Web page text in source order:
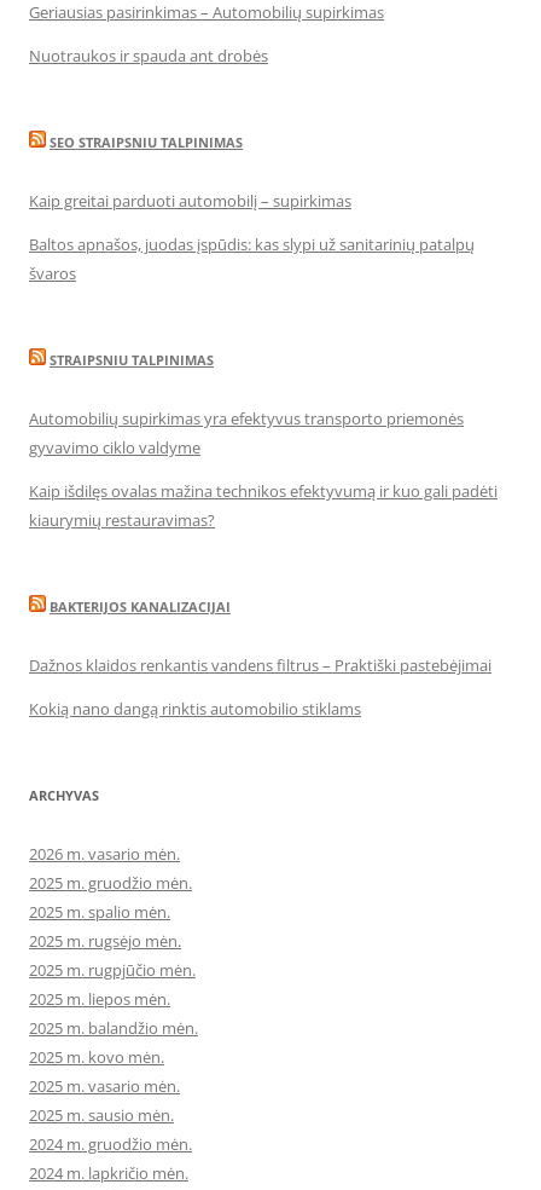
Geriausias pasirinkimas – Automobilių supirkimas
Nuotraukos ir spauda ant drobės
SEO STRAIPSNIU TALPINIMAS
Kaip greitai parduoti automobilį – supirkimas
Baltos apnašos, juodas įspūdis: kas slypi už sanitarinių patalpų
švaros
STRAIPSNIU TALPINIMAS
Automobilių supirkimas yra efektyvus transporto priemonės
gyvavimo ciklo valdyme
Kaip išdilęs ovalas mažina technikos efektyvumą ir kuo gali padėti
kiaurymių restauravimas?
BAKTERIJOS KANALIZACIJAI
Dažnos klaidos renkantis vandens filtrus – Praktiški pastebėjimai
Kokią nano dangą rinktis automobilio stiklams
ARCHYVAS
2026 m. vasario mėn.
2025 m. gruodžio mėn.
2025 m. spalio mėn.
2025 m. rugsėjo mėn.
2025 m. rugpjūčio mėn.
2025 m. liepos mėn.
2025 m. balandžio mėn.
2025 m. kovo mėn.
2025 m. vasario mėn.
2025 m. sausio mėn.
2024 m. gruodžio mėn.
2024 m. lapkričio mėn.